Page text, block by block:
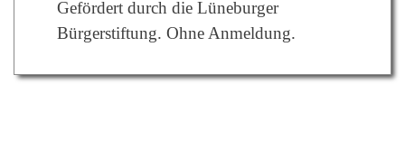
Gefördert durch die Lüneburger
Bürgerstiftung. Ohne Anmeldung.